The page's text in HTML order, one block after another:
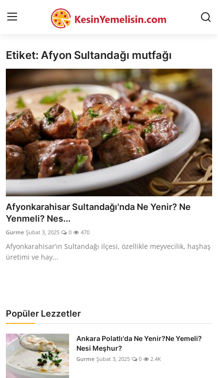
AnaSayfa
Gizlilik Sözleşmesi
Rüya Tabirleri
Diyet & Sağlıklı Beslenme
İletişim
Şehirler
Helal Gıda & Dini Hükümler
Gıda Güvenliği & Bilimi
Kalori & Diyet Rehberi
Mutfak Püf Noktaları & İpuçları
İçecek Kültürü & Barista
Yöresel Tarifler & Ev Yemekleri
Gıda Güvenliği & Sağlık
Etiket: Afyon Sultandağı mutfağı
Afyonkarahisar Sultandağı'nda Ne Yenir? Ne
Yenmeli? Nes...
Gurme Şubat 3, 2025 0 470
Afyonkarahisar’ın Sultandağı ilçesi, özellikle meyvecilik, haşhaş
üretimi ve hay...
Popüler Lezzetler
Ankara Polatlı'da Ne Yenir?Ne Yemeli?
Nesi Meşhur?
Gurme Şubat 3, 2025 0 2.4K